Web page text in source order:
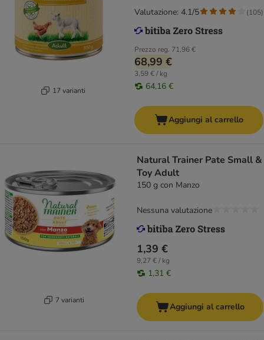
17 varianti
Tacchino
Prezzo reg. 71,96 €
68,99 €
3,59 € / kg
64,16 €
Valutazione: 4.1/5 (105)
Aggiungi al carrello
7 varianti
Natural Trainer Pate Small &
Toy Adult
150 g con Manzo
1,39 €
9,27 € / kg
1,31 €
Nessuna valutazione
Aggiungi al carrello